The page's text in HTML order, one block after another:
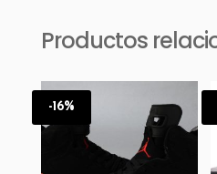
Productos
-16%